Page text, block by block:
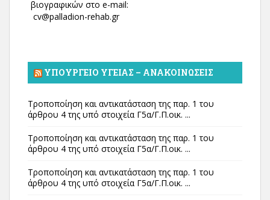
βιογραφικών στο e-mail:
cv@palladion-rehab.gr
ΥΠΟΥΡΓΕΊΟ ΥΓΕΊΑΣ – ΑΝΑΚΟΙΝΏΣΕΙΣ
Τροποποίηση και αντικατάσταση της παρ. 1 του
άρθρου 4 της υπό στοιχεία Γ5α/Γ.Π.οικ. ...
Τροποποίηση και αντικατάσταση της παρ. 1 του
άρθρου 4 της υπό στοιχεία Γ5α/Γ.Π.οικ. ...
Τροποποίηση και αντικατάσταση της παρ. 1 του
άρθρου 4 της υπό στοιχεία Γ5α/Γ.Π.οικ. ...